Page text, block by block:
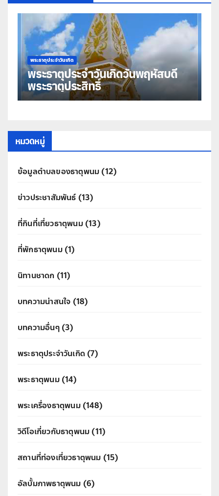
พระธาตุประจำวันเกิด
พระธาตุประจำวันเกิดวันพฤหัสบดี
พระธาตุประสิทธิ์
หมวดหมู่
ข้อมูลตำบลของธาตุพนม (12)
ข่าวประชาสัมพันธ์(13)
ที่กินที่เที่ยวธาตุพนม(13)
ที่พักธาตุพนม(1)
นิทานชาดก (11)
บทความน่าสนใจ (18)
บทความอื่นๆ(3)
พระธาตุประจำวันเกิด (7)
พระธาตุพนม(14)
พระเครื่องธาตุพนม(148)
วิดีโอเกี่ยวกับธาตุพนม (11)
สถานที่ท่องเที่ยวธาตุพนม (15)
อัลบั้มภาพธาตุพนม (6)